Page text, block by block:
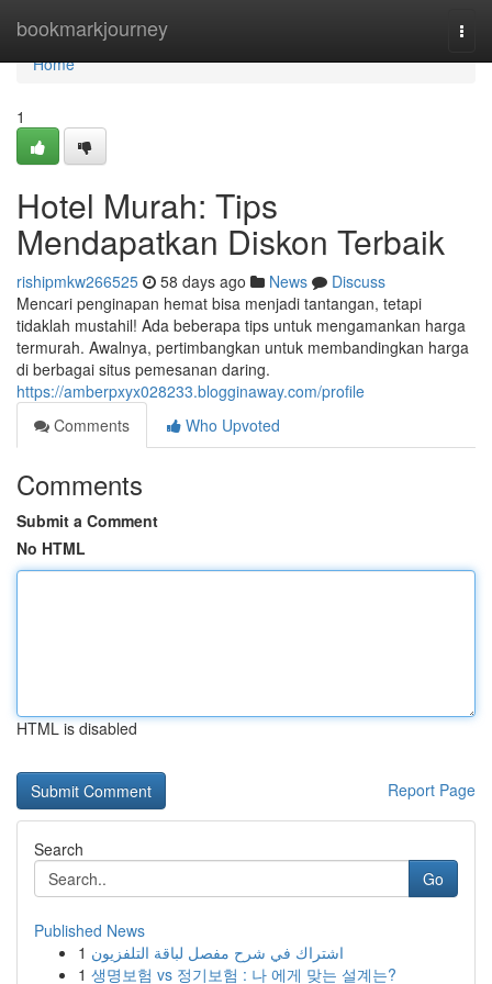
bookmarkjourney
Home
Home
1
Hotel Murah: Tips
Mendapatkan Diskon Terbaik
rishipmkw266525 58 days ago News
Discuss
Mencari penginapan hemat bisa menjadi tantangan, tetapi
tidaklah mustahil! Ada beberapa tips untuk mengamankan harga
termurah. Awalnya, pertimbangkan untuk membandingkan harga
di berbagai situs pemesanan daring.
https://amberpxyx028233.blogginaway.com/profile
Comments
Who Upvoted
Comments
Submit a Comment
No HTML
HTML is disabled
Report Page
Search
Go
Published News
1 اشتراك في شرح مفصل لباقة التلفزيون
1 생명보험 vs 정기보험 : 나 에게 맞는 설계는?